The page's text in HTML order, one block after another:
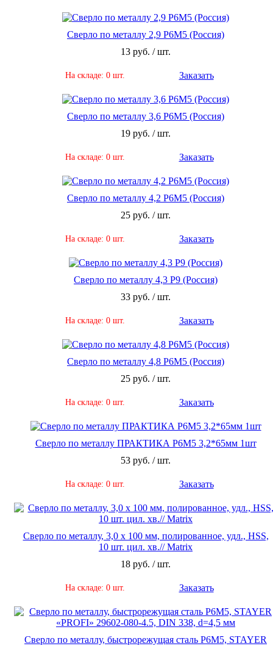
Сверло по металлу 2,9 Р6М5 (Россия)
13 руб. / шт.
На складе: 0 шт. Заказать
Сверло по металлу 3,6 Р6М5 (Россия)
19 руб. / шт.
На складе: 0 шт. Заказать
Сверло по металлу 4,2 Р6М5 (Россия)
25 руб. / шт.
На складе: 0 шт. Заказать
Сверло по металлу 4,3 Р9 (Россия)
33 руб. / шт.
На складе: 0 шт. Заказать
Сверло по металлу 4,8 Р6М5 (Россия)
25 руб. / шт.
На складе: 0 шт. Заказать
Сверло по металлу ПРАКТИКА Р6М5 3,2*65мм 1шт
53 руб. / шт.
На складе: 0 шт. Заказать
Сверло по металлу, 3,0 х 100 мм, полированное, удл., HSS,
10 шт. цил. хв.// Matrix
18 руб. / шт.
На складе: 0 шт. Заказать
Сверло по металлу, быстрорежущая сталь Р6М5, STAYER